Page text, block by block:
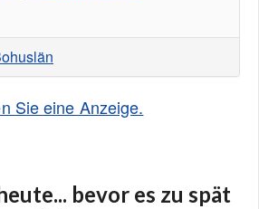
Sie eine Anzeige.
bevor es zu spät